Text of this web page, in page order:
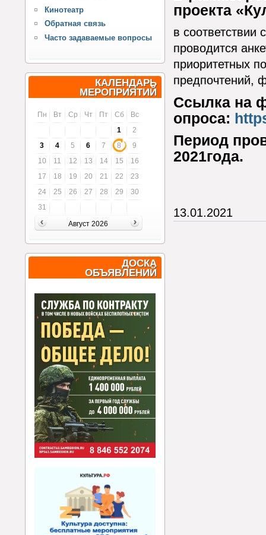
Кинотеатр
Обратная связь
Часто задаваемые вопросы
КАЛЕНДАРЬ
МЕРОПРИЯТИЙ
Пн Вт Ср Чт Пт Сб
Вс
1
2
3
4 5 6 7 8
9
10
11 12 13 14 15
16
17
18 19 20 21 22
23
24
25 26 27 28 29
30
31
Август 2026
ДОСКА
ОБЪЯВЛЕНИЙ
проекта
в соответствии
проводится
приоритетных
предпочтений,
Ссылка на
опроса:
Период
2021года.
13.01.2021